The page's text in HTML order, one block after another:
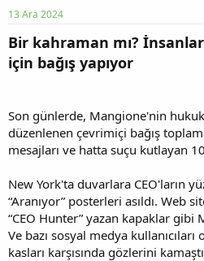
b
a
ş
l
a
n
ç
t
a
h
i
13 Ara 2024
Bir kahraman mı?
için bağış yapıyor
Son günlerde, Mangione'nin
düzenlenen çevrimiçi bağış
mesajları ve hatta suçu kutlayan
New York'ta duvarlara CEO'ların
“Aranıyor” posterleri asıldı. Web
“CEO Hunter” yazan kapaklar gibi
Ve bazı sosyal medya
kasları karşısında gözlerini